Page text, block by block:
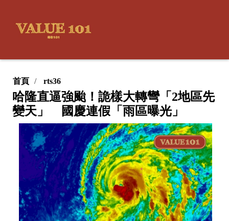
首頁 rts36
哈隆直逼強颱！詭樣大轉彎「2地區先
變天」 國慶連假「雨區曝光」